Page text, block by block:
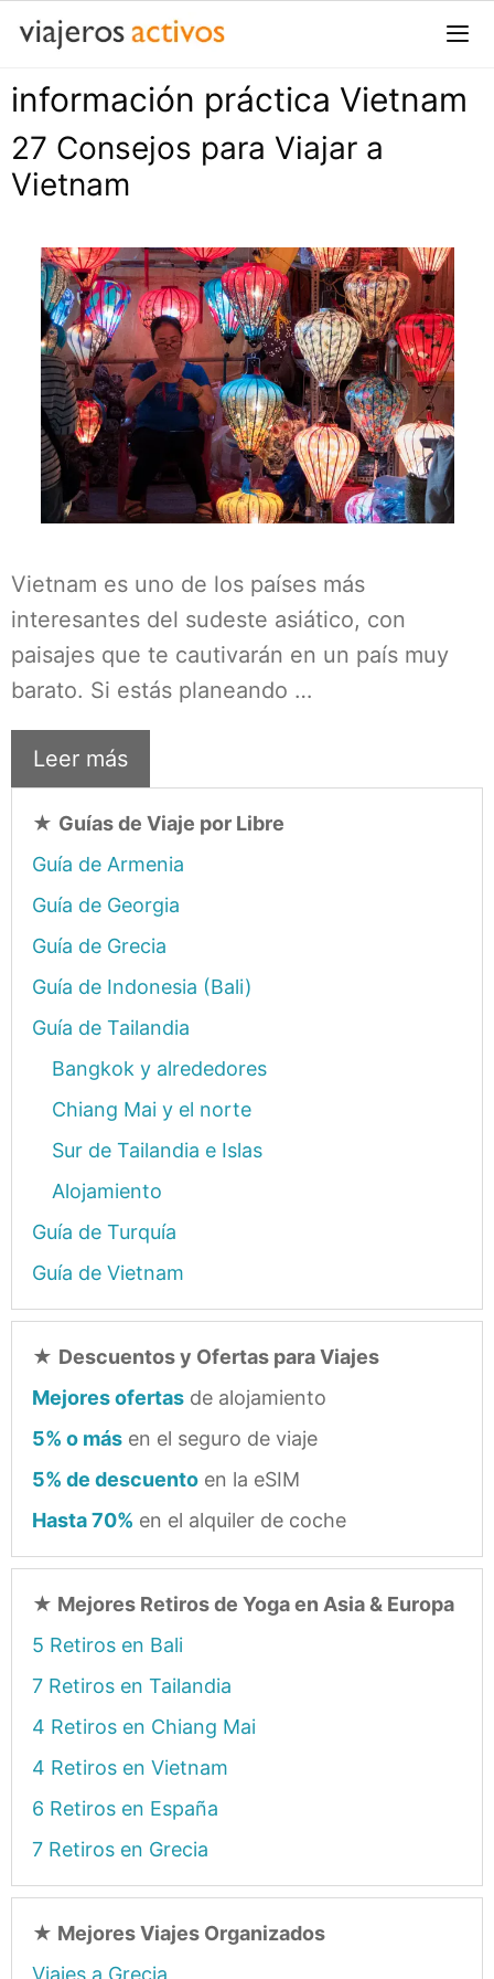
Saltar
contenido
información práctica Vietnam
27 Consejos para Viajar a
Vietnam
Vietnam es uno de los países más
interesantes del sudeste asiático, con
paisajes que te cautivarán en un país muy
barato. Si estás planeando …
Leer más
★ Guías de Viaje por Libre
Guía de Armenia
Guía de Georgia
Guía de Grecia
Guía de Indonesia (Bali)
Guía de Tailandia
Bangkok y alrededores
Chiang Mai y el norte
Sur de Tailandia e Islas
Alojamiento
Guía de Turquía
Guía de Vietnam
★ Descuentos y Ofertas para Viajes
Mejores ofertas de alojamiento
5% o más en el seguro de viaje
5% de descuento en la eSIM
Hasta 70% en el alquiler de coche
★ Mejores Retiros de Yoga en Asia & Europa
5 Retiros en Bali
7 Retiros en Tailandia
4 Retiros en Chiang Mai
4 Retiros en Vietnam
6 Retiros en España
7 Retiros en Grecia
★ Mejores Viajes Organizados
Viajes a Grecia